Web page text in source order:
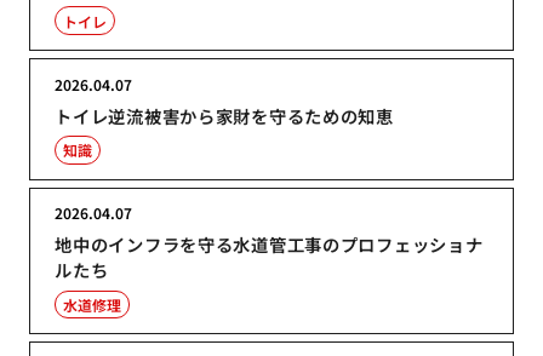
トイレ
トイレ逆流被害から家財を守るための知恵
2026.04.07
知識
地中のインフラを守る水道管工事のプロフェッショナ
ルたち
2026.04.07
水道修理